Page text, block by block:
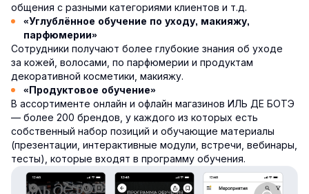
общения с разными категориями клиентов и т.д.
«Углублённое обучение по уходу, макияжу,
парфюмерии»
Сотрудники получают более глубокие знания об уходе
за кожей, волосами, по парфюмерии и продуктам
декоративной косметики, макияжу.
«Продуктовое обучение»
В ассортименте онлайн и офлайн магазинов ИЛЬ ДЕ БОТЭ
— более 200 брендов, у каждого из которых есть
собственный набор позиций и обучающие материалы
(презентации, интерактивные модули, встречи, вебинары,
тесты), которые входят в программу обучения.